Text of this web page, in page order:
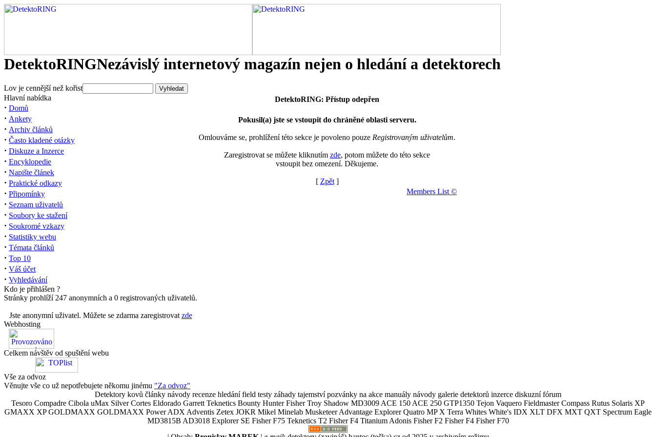
DetektoRINGNezávislý internetový magazín nejen o hledání a detektorech
Lov je cennější než kořist
Hlavní nabídka
· Domů
· Ankety
· Archiv článků
· Často kladené otázky
· Diskuze a Inzerce
· Encyklopedie
· Napište článek
· Praktické odkazy
· Připomínky
· Seznam uživatelů
· Soubory ke stažení
· Soukromé vzkazy
· Statistiky webu
· Témata článků
· Top 10
· Váš účet
· Vyhledávání
Kdo je přihlášen ?
Stránky prohlíží 247 anonymních a 0 registrovaných uživatelů.
Jste anonymní uživatel. Můžete se zdarma zaregistrovat zde
Webhosting
Celkem návštěv od spuštění webu
Vše za odvoz
Věnujte vše co už nepotřebujete někomu jinému "Za odvoz"
DetektoRING: Přístup odepřen
Pokusil(a) jste se vstoupit do chráněné oblasti serveru.
Omlouváme se, prohlížení této sekce je povoleno pouze Registrovaným uživatelům.
Zaregistrovat se můžete kliknutím zde, potom můžete do této sekce
vstoupit bez omezení. Děkujeme.
[ Zpět]
Members List ©
Detektory kovů články návody recenze hledání field testy záhady tajemství pozvánky na akce manuály návody galerie detektorů inzerce diskuzní fórum
Tesoro Compadre Cibola uMax Silver Cortes Eldorado Garrett Teknetics Bounty Hunter Fisher Troy Shadow MD3009 ACE 150 ACE 250 GTP1350 Tejon Vaquero Fieldmaster Compass Rutus Solaris XP
GMAXX XP GOLDMAXX GOLDMAXX Power ADX Adventis Zetex JOKR Mikel Minelab Musketeer Advantage Explorer Quatro MP X Terra Whites White's IDX XLT DFX MXT QXT Spectrum Eagle
MD3815B AD3018 Explorer SE Fisher F75 Teknetics T2 Fisher F4 Titanium Adonis Fisher F2 Fisher F4 Fisher F70